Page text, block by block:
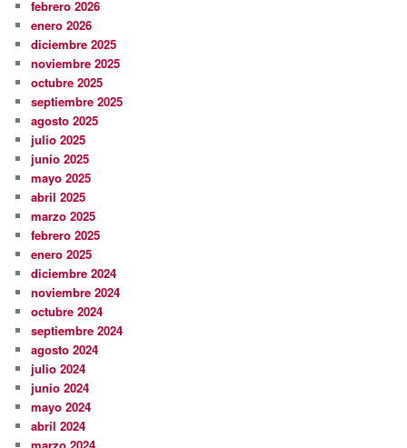
febrero 2026
enero 2026
diciembre 2025
noviembre 2025
octubre 2025
septiembre 2025
agosto 2025
julio 2025
junio 2025
mayo 2025
abril 2025
marzo 2025
febrero 2025
enero 2025
diciembre 2024
noviembre 2024
octubre 2024
septiembre 2024
agosto 2024
julio 2024
junio 2024
mayo 2024
abril 2024